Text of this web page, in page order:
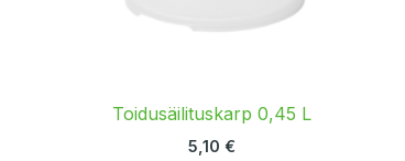
Toidusäilituskarp 0,45 L
5,10 €